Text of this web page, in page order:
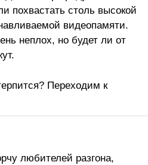
похвастать столь высокой
видеопамяти.
неплох, но будет ли от
Переходим к
любителей разгона,